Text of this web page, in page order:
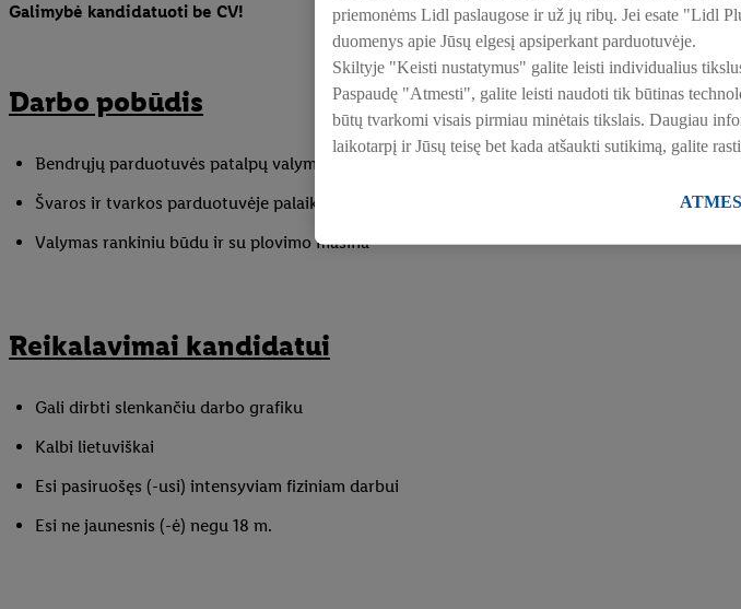
Galimybė kandidatuoti be CV!
Darbo pobūdis
Bendrųjų parduotuvės patalpų valymas (prekybos salė, buitinės patalpos)
Švaros ir tvarkos parduotuvėje palaikymas
Valymas rankiniu būdu ir su plovimo mašina
Reikalavimai kandidatui
Gali dirbti slenkančiu darbo grafiku
Kalbi lietuviškai
Esi pasiruošęs (-usi) intensyviam fiziniam darbui
Esi ne jaunesnis (-ė) negu 18 m.
priemonėms Lidl paslaugose ir už jų ribų. Jei esate "Lidl
duomenys apie Jūsų elgesį apsiperkant parduotuvėje.
Skiltyje "Keisti nustatymus" galite leisti individualius
Paspaudę "Atmesti", galite leisti naudoti tik būtinas
būtų tvarkomi visais pirmiau minėtais tikslais. Daugiau
laikotarpį ir Jūsų teisę bet kada atšaukti sutikimą, galite